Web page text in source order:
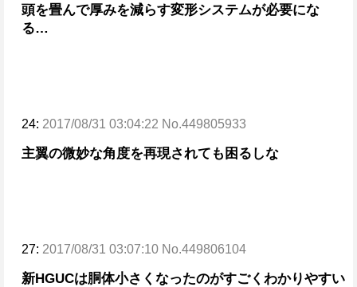
頭を畳んで厚みを減らす変形システムが必要にな
る…
24: 2017/08/31 03:04:22 No.449805933
主翼の微妙な角度を再現されても困るしな
27: 2017/08/31 03:07:10 No.449806104
新HGUCは胴体小さくなったのがすごくわかりやすい